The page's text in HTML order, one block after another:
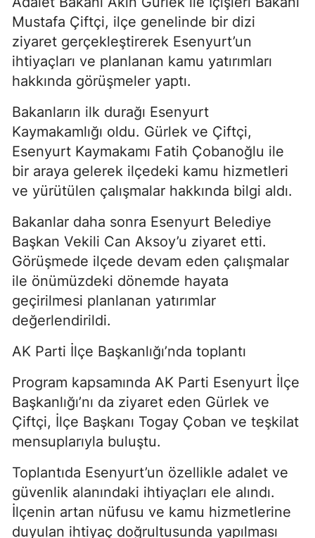
Mustafa Çiftçi, ilçe genelinde bir dizi
ziyaret gerçekleştirerek Esenyurt’un
ihtiyaçları ve planlanan kamu yatırımları
hakkında görüşmeler yaptı.
Bakanların ilk durağı Esenyurt
Kaymakamlığı oldu. Gürlek ve Çiftçi,
Esenyurt Kaymakamı Fatih Çobanoğlu ile
bir araya gelerek ilçedeki kamu hizmetleri
ve yürütülen çalışmalar hakkında bilgi aldı.
Bakanlar daha sonra Esenyurt Belediye
Başkan Vekili Can Aksoy’u ziyaret etti.
Görüşmede ilçede devam eden çalışmalar
ile önümüzdeki dönemde hayata
geçirilmesi planlanan yatırımlar
değerlendirildi.
AK Parti İlçe Başkanlığı’nda toplantı
Program kapsamında AK Parti Esenyurt İlçe
Başkanlığı’nı da ziyaret eden Gürlek ve
Çiftçi, İlçe Başkanı Togay Çoban ve teşkilat
mensuplarıyla buluştu.
Toplantıda Esenyurt’un özellikle adalet ve
güvenlik alanındaki ihtiyaçları ele alındı.
İlçenin artan nüfusu ve kamu hizmetlerine
duyulan ihtiyaç doğrultusunda yapılması